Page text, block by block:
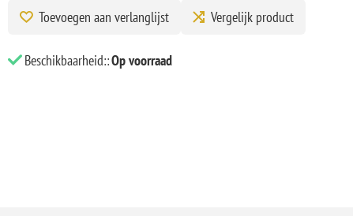
Toevoegen aan verlanglijst Vergelijk product
Beschikbaarheid::Op voorraad